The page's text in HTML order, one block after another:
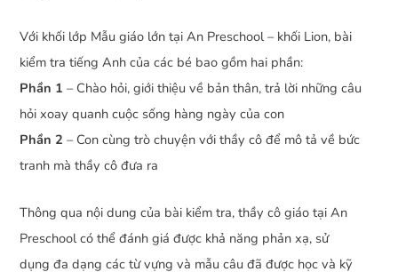
Với khối lớp Mẫu giáo lớn tại An Preschool – khối Lion, bài
kiểm tra tiếng Anh của các bé bao gồm hai phần:
Phần 1– Chào hỏi, giới thiệu về bản thân, trả lời những câu
hỏi xoay quanh cuộc sống hàng ngày của con
Phần 2 – Con cùng trò chuyện với thầy cô để mô tả về bức
tranh mà thầy cô đưa ra
Thông qua nội dung của bài kiểm tra, thầy cô giáo tại An
Preschool có thể đánh giá được khả năng phản xạ, sử
dụng đa dạng các từ vựng và mẫu câu đã được học và kỹ